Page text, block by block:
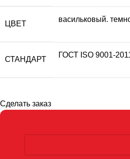
ЦВЕТ
васильковый.
СТАНДАРТ
ГОСТ ISO 9001-
Сделать заказ